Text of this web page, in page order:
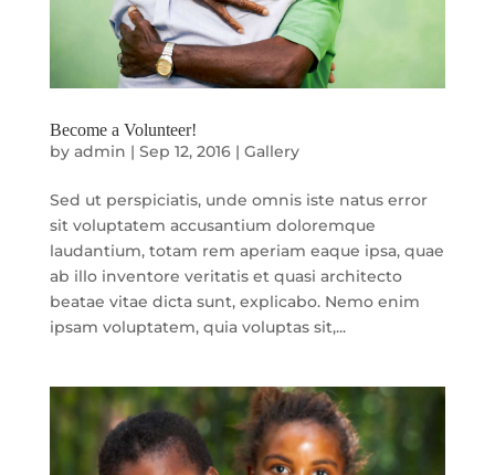
Become a Volunteer!
by admin | Sep 12, 2016| Gallery
Sed ut perspiciatis, unde omnis iste natus error
sit voluptatem accusantium doloremque
laudantium, totam rem aperiam eaque ipsa, quae
ab illo inventore veritatis et quasi architecto
beatae vitae dicta sunt, explicabo. Nemo enim
ipsam voluptatem, quia voluptas sit,...